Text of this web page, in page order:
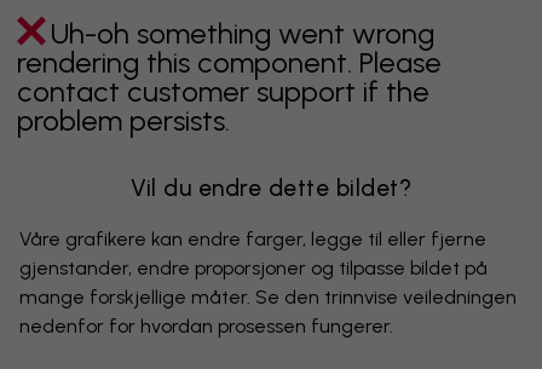
Uh-oh something went wrong
rendering this component. Please
contact customer support if the
problem persists.
Vil du endre dette bildet?
Våre grafikere kan endre farger, legge til eller fjerne
gjenstander, endre proporsjoner og tilpasse bildet på
mange forskjellige måter. Se den trinnvise veiledningen
nedenfor for hvordan prosessen fungerer.